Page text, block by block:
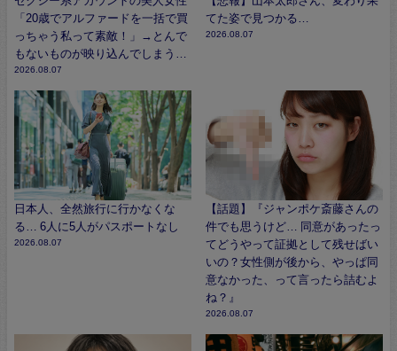
「20歳でアルファードを一括で買
っちゃう私って素敵！」→とんで
もないものが映り込んでしまう…
2026.08.07
てた姿で見つかる…
2026.08.07
日本人、全然旅行に行かなくな
る… 6人に5人がパスポートなし
2026.08.07
【話題】『ジャンポケ斎藤さんの
件でも思うけど… 同意があったっ
てどうやって証拠として残せばい
いの？女性側が後から、やっぱ同
意なかった、って言ったら詰むよ
ね？』
2026.08.07